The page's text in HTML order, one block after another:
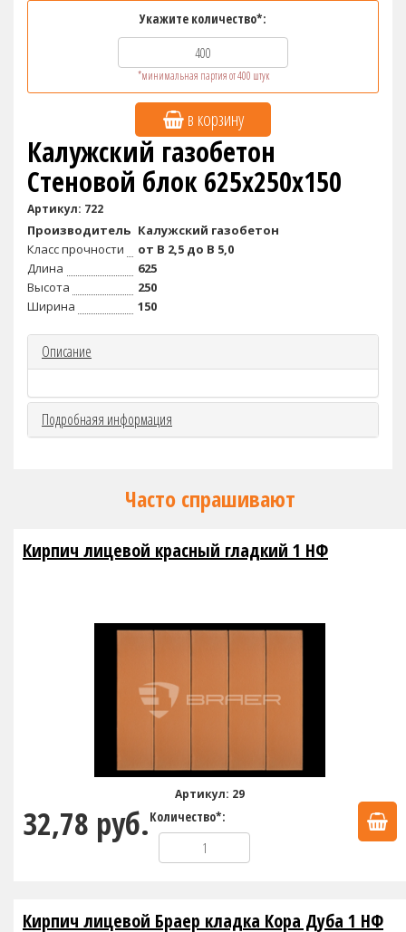
Укажите количество*:
*минимальная партия от 400 штук
в корзину
Калужский газобетон
Стеновой блок 625х250х150
Артикул: 722
Производитель Калужский газобетон
Класс прочности
от B 2,5 до B 5,0
Длина
625
Высота
250
Ширина
150
Описание
Подробнаяя информация
Часто спрашивают
Кирпич лицевой красный гладкий 1 НФ
Артикул: 29
32,78 руб.Количество*:
Кирпич лицевой Браер кладка Кора Дуба 1 НФ